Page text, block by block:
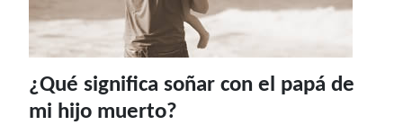
¿Qué significa soñar con el papá de
mi hijo muerto?